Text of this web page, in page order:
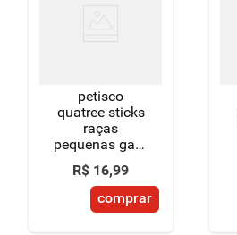
petisco
quatree sticks
raças
pequenas gato
R$ 16,99
comprar